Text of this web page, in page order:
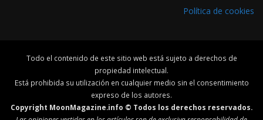
Política de cookies
Todo el contenido de este sitio web está sujeto a derechos de
propiedad intelectual.
Está prohibida su utilización en cualquier medio sin el consentimiento
expreso de los autores.
Copyright MoonMagazine.info © Todos los derechos reservados.